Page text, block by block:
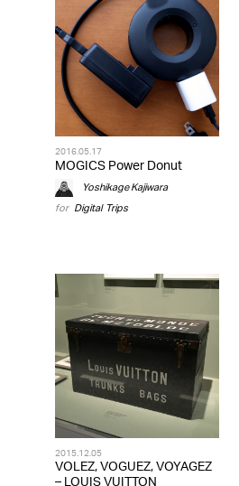
2016.05.17
MOGICS Power Donut
Yoshikage Kajiwara
for Digital,Trips
2015.12.05
VOLEZ, VOGUEZ, VOYAGEZ